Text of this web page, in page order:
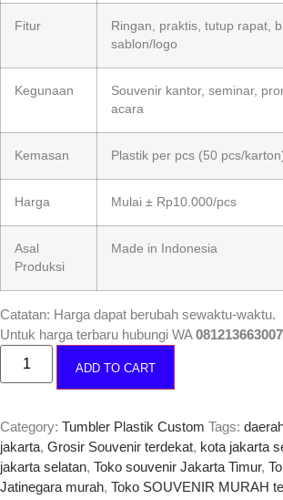
Fitur
Ringan, praktis, tutup rapat,
sablon/logo
Kegunaan
Souvenir kantor, seminar,
acara
Kemasan Plastik per pcs (50 pcs/
Harga Mulai ± Rp10.000/pcs
Asal
Produksi
Made in Indonesia
Catatan: Harga dapat berubah sewaktu-waktu.
Untuk harga terbaru hubungi WA081213663007
ADD TO CART
Category: Tumbler Plastik Custom Tags:
jakarta, Grosir Souvenir terdekat, kota jakarta
jakarta selatan, Toko souvenir Jakarta Timur,
Jatinegara murah, Toko SOUVENIR MURAH